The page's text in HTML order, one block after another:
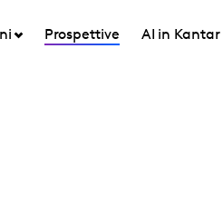
Prospettive AI in Kantar